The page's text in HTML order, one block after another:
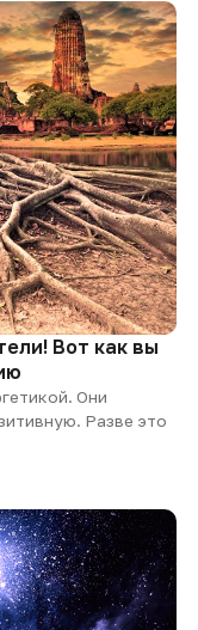
Вот как вы
Они
Разве это